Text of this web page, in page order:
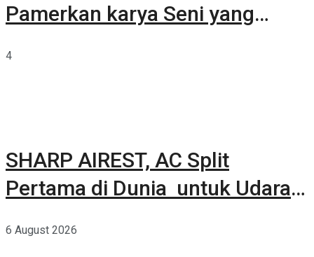
Pamerkan karya Seni yang
4
SHARP AIREST, AC Split
Pertama di Dunia untuk Udara
6 August 2026